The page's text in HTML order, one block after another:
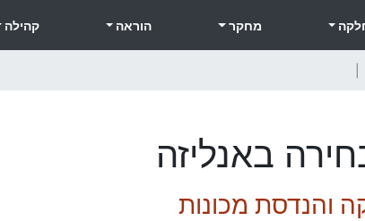
מחקר הוראה קהילה
באנליזה
והנדסת מכונות